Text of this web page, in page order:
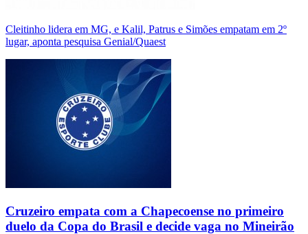
Cleitinho lidera em MG, e Kalil, Patrus e Simões empatam em 2º
lugar, aponta pesquisa Genial/Quaest
Cruzeiro empata com a Chapecoense no primeiro
duelo da Copa do Brasil e decide vaga no Mineirão